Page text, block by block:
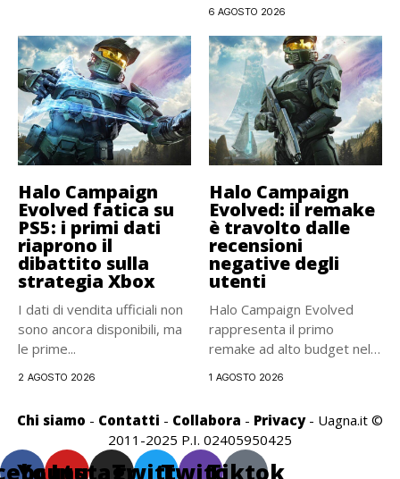
6 AGOSTO 2026
Halo Campaign
Evolved fatica su
PS5: i primi dati
riaprono il
dibattito sulla
strategia Xbox
I dati di vendita ufficiali non
sono ancora disponibili, ma
le prime...
2 AGOSTO 2026
Halo Campaign
Evolved: il remake
è travolto dalle
recensioni
negative degli
utenti
Halo Campaign Evolved
rappresenta il primo
remake ad alto budget nella
1 AGOSTO 2026
Chi siamo - Contatti - Collabora - Privacy- Uagna.it ©
2011-2025 P.I. 02405950425
Youtube
Instagram
TwitterTwitchTiktok